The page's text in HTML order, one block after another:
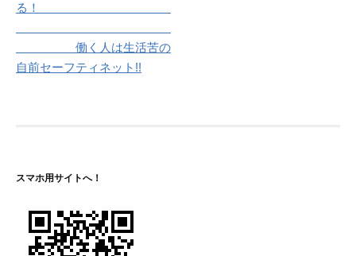
ー
ョ
る！
働く人は生活苦の
自前セーフティネット!!
スマホ用サイトへ！